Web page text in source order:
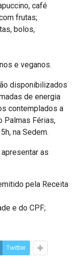
café
frutas;
bolos,
e veganos.
disponibilizados
de energia
contemplados a
Palmas Férias,
na Sedem.
as
pela Receita
e do CPF;
Twitter